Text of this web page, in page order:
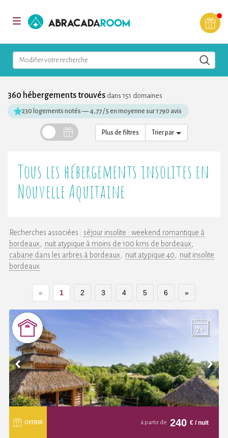
Toggle
AbracadaRoom
Modifier votre recherche
360 hébergements trouvés dans 151 domaines
230 logements notés— 4,77 / 5 en moyenne sur 1790 avis
Plus de filtres
Tous les hébergements insolites en
Nouvelle Aquitaine
Recherches associées : séjour insolite : weekend romantique à
bordeaux
nuit atypique à moins de 100 kms de bordeaux
cabane dans les arbres à bordeaux
nuit atypique 40
nuit insolite
bordeaux
« 1 2 3 4 5 6 »
OFFRIR à partir de 240 € / nuit